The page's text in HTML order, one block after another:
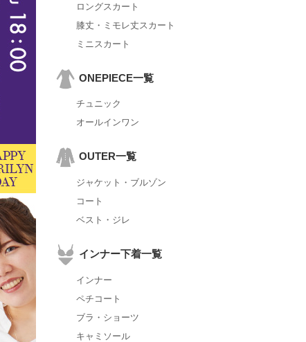
ロングスカート
膝丈・ミモレ丈スカート
ミニスカート
ONEPIECE一覧
チュニック
オールインワン
OUTER一覧
ジャケット・ブルゾン
コート
ベスト・ジレ
インナー下着一覧
インナー
ペチコート
ブラ・ショーツ
キャミソール